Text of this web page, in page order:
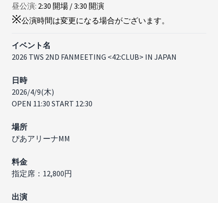
昼公演: 2:30 開場 /3:30 開演
※公演時間は変更になる場合がございます。
イベント名
2026 TWS 2ND FANMEETING <42:CLUB> IN JAPAN
日時
2026/4/9(木)
OPEN 11:30 START 12:30
場所
ぴあアリーナMM
料金
指定席：12,800円
出演​